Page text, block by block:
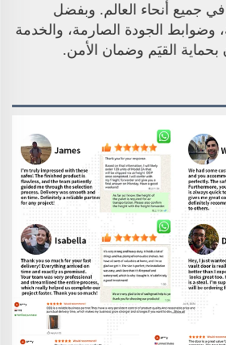
في جميع أنحاء العالم. وبفضل
وضوابط الجودة الصارمة، والخدمة
بحماية القيَم وضمان الأمن.